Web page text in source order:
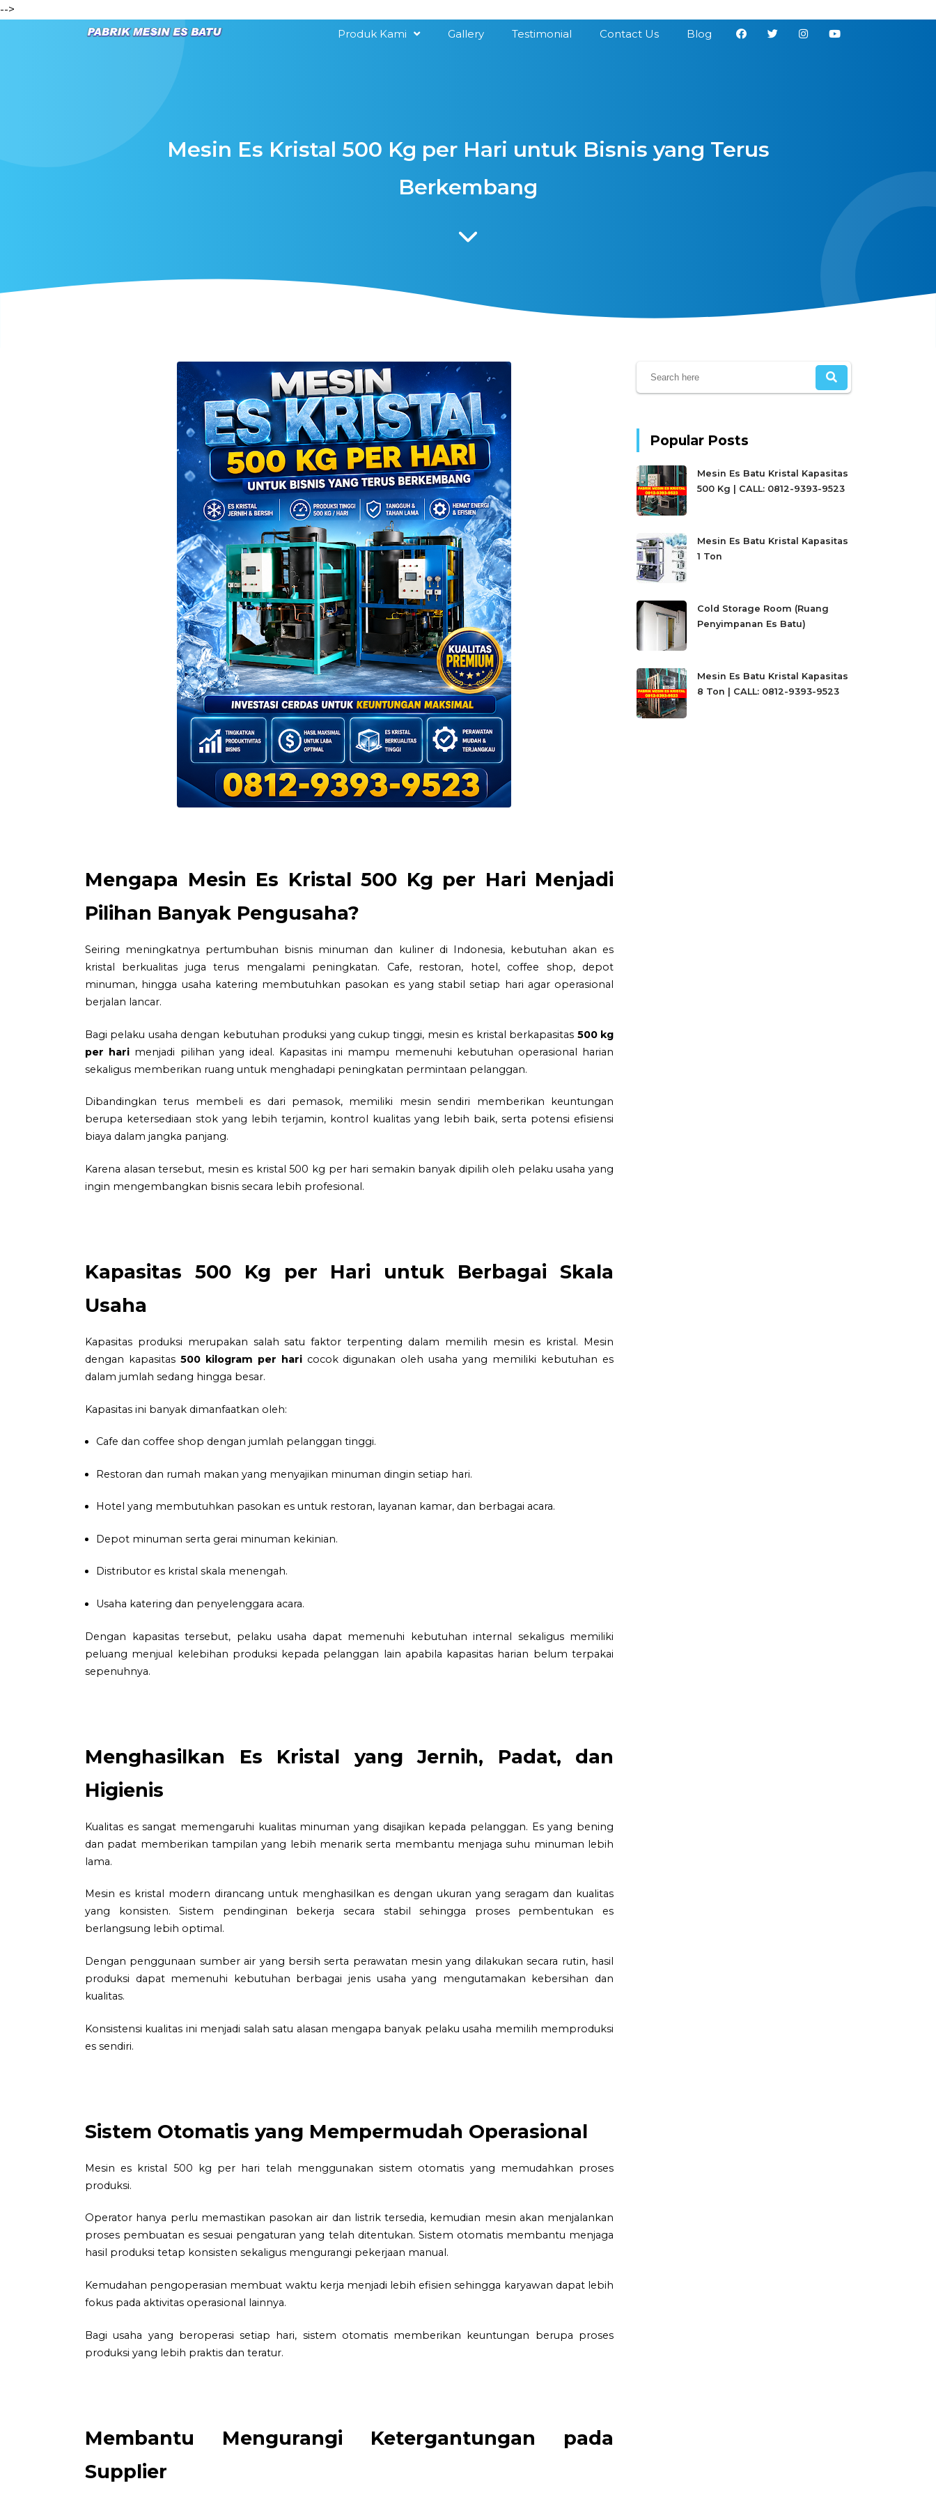
-->
Produk Kami
Gallery Testimonial Contact Us Blog
Mesin Es Kristal 500 Kg per Hari untuk Bisnis yang Terus
Berkembang
Mengapa Mesin Es Kristal 500 Kg per Hari Menjadi
Pilihan Banyak Pengusaha?
Seiring meningkatnya pertumbuhan bisnis minuman dan kuliner di Indonesia, kebutuhan akan es
kristal berkualitas juga terus mengalami peningkatan. Cafe, restoran, hotel, coffee shop, depot
minuman, hingga usaha katering membutuhkan pasokan es yang stabil setiap hari agar operasional
berjalan lancar.
Bagi pelaku usaha dengan kebutuhan produksi yang cukup tinggi, mesin es kristal berkapasitas 500 kg
per hari menjadi pilihan yang ideal. Kapasitas ini mampu memenuhi kebutuhan operasional harian
sekaligus memberikan ruang untuk menghadapi peningkatan permintaan pelanggan.
Dibandingkan terus membeli es dari pemasok, memiliki mesin sendiri memberikan keuntungan
berupa ketersediaan stok yang lebih terjamin, kontrol kualitas yang lebih baik, serta potensi efisiensi
biaya dalam jangka panjang.
Karena alasan tersebut, mesin es kristal 500 kg per hari semakin banyak dipilih oleh pelaku usaha yang
ingin mengembangkan bisnis secara lebih profesional.
Kapasitas 500 Kg per Hari untuk Berbagai Skala
Usaha
Kapasitas produksi merupakan salah satu faktor terpenting dalam memilih mesin es kristal. Mesin
dengan kapasitas 500 kilogram per haricocok digunakan oleh usaha yang memiliki kebutuhan es
dalam jumlah sedang hingga besar.
Kapasitas ini banyak dimanfaatkan oleh:
Cafe dan coffee shop dengan jumlah pelanggan tinggi.
Restoran dan rumah makan yang menyajikan minuman dingin setiap hari.
Hotel yang membutuhkan pasokan es untuk restoran, layanan kamar, dan berbagai acara.
Depot minuman serta gerai minuman kekinian.
Distributor es kristal skala menengah.
Usaha katering dan penyelenggara acara.
Dengan kapasitas tersebut, pelaku usaha dapat memenuhi kebutuhan internal sekaligus memiliki
peluang menjual kelebihan produksi kepada pelanggan lain apabila kapasitas harian belum terpakai
sepenuhnya.
Menghasilkan Es Kristal yang Jernih, Padat, dan
Higienis
Kualitas es sangat memengaruhi kualitas minuman yang disajikan kepada pelanggan. Es yang bening
dan padat memberikan tampilan yang lebih menarik serta membantu menjaga suhu minuman lebih
lama.
Mesin es kristal modern dirancang untuk menghasilkan es dengan ukuran yang seragam dan kualitas
yang konsisten. Sistem pendinginan bekerja secara stabil sehingga proses pembentukan es
berlangsung lebih optimal.
Dengan penggunaan sumber air yang bersih serta perawatan mesin yang dilakukan secara rutin, hasil
produksi dapat memenuhi kebutuhan berbagai jenis usaha yang mengutamakan kebersihan dan
kualitas.
Konsistensi kualitas ini menjadi salah satu alasan mengapa banyak pelaku usaha memilih memproduksi
es sendiri.
Sistem Otomatis yang Mempermudah Operasional
Mesin es kristal 500 kg per hari telah menggunakan sistem otomatis yang memudahkan proses
produksi.
Operator hanya perlu memastikan pasokan air dan listrik tersedia, kemudian mesin akan menjalankan
proses pembuatan es sesuai pengaturan yang telah ditentukan. Sistem otomatis membantu menjaga
hasil produksi tetap konsisten sekaligus mengurangi pekerjaan manual.
Kemudahan pengoperasian membuat waktu kerja menjadi lebih efisien sehingga karyawan dapat lebih
fokus pada aktivitas operasional lainnya.
Bagi usaha yang beroperasi setiap hari, sistem otomatis memberikan keuntungan berupa proses
produksi yang lebih praktis dan teratur.
Membantu Mengurangi Ketergantungan pada
Supplier
Popular Posts
Mesin Es Batu Kristal Kapasitas
500 Kg | CALL: 0812-9393-9523
Mesin Es Batu Kristal Kapasitas
1 Ton
Cold Storage Room (Ruang
Penyimpanan Es Batu)
Mesin Es Batu Kristal Kapasitas
8 Ton | CALL: 0812-9393-9523